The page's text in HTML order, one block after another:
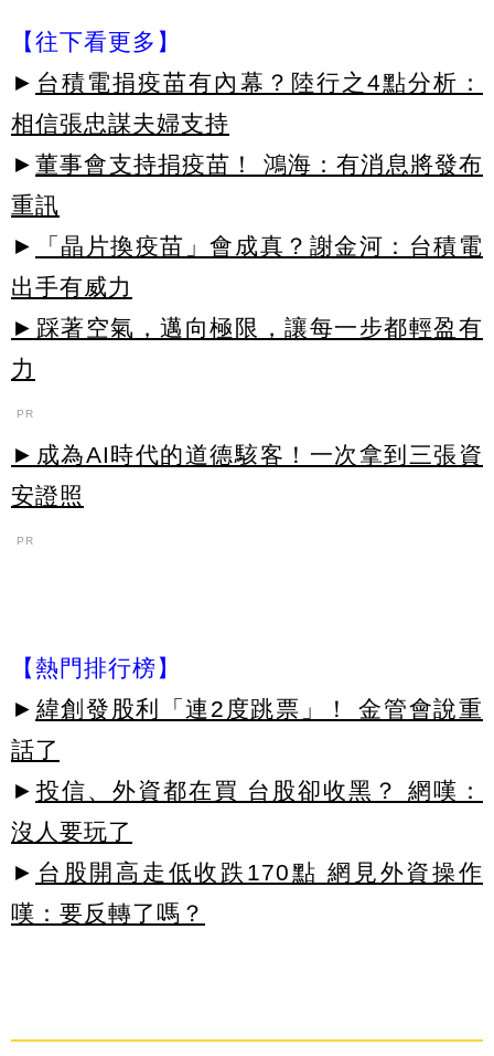
【往下看更多】
► 台積電捐疫苗有內幕？陸行之4點分析：
相信張忠謀夫婦支持
► 董事會支持捐疫苗！ 鴻海：有消息將發布
重訊
►
「晶片換疫苗」會成真？謝金河：台積電
出手有威力
►踩著空氣，邁向極限，讓每一步都輕盈有
力
PR
►成為AI時代的道德駭客！一次拿到三張資
安證照
PR
【熱門排行榜】
► 緯創發股利「連2度跳票」！ 金管會說重
話了
► 投信、外資都在買 台股卻收黑？ 網嘆：
沒人要玩了
► 台股開高走低收跌170點 網見外資操作
嘆：要反轉了嗎？